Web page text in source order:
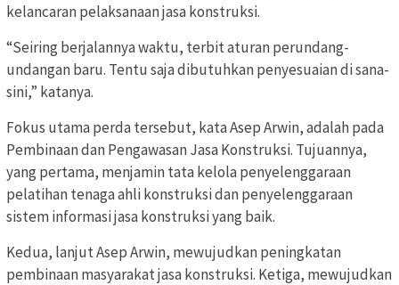
kelancaran pelaksanaan jasa konstruksi.
“Seiring berjalannya waktu, terbit aturan perundang-
undangan baru. Tentu saja dibutuhkan penyesuaian di sana-
sini,” katanya.
Fokus utama perda tersebut, kata Asep Arwin, adalah pada
Pembinaan dan Pengawasan Jasa Konstruksi. Tujuannya,
yang pertama, menjamin tata kelola penyelenggaraan
pelatihan tenaga ahli konstruksi dan penyelenggaraan
sistem informasi jasa konstruksi yang baik.
Kedua, lanjut Asep Arwin, mewujudkan peningkatan
pembinaan masyarakat jasa konstruksi. Ketiga, mewujudkan